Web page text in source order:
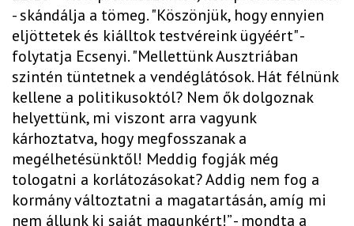
- skándálja a tömeg. "Köszönjük, hogy ennyien
eljöttetek és kiálltok testvéreink ügyéért" -
folytatja Ecsenyi. "Mellettünk Ausztriában
szintén tüntetnek a vendéglátósok. Hát félnünk
kellene a politikusoktól? Nem ők dolgoznak
helyettünk, mi viszont arra vagyunk
kárhoztatva, hogy megfosszanak a
megélhetésünktől! Meddig fogják még
tologatni a korlátozásokat? Addig nem fog a
kormány változtatni a magatartásán, amíg mi
nem állunk ki saját magunkért!” - mondta a